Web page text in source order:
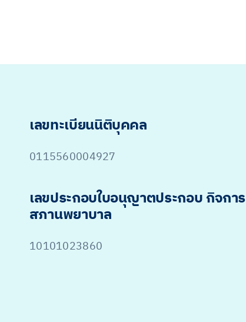
เลขทะเบียนนิติบุคคล
0115560004927
เลขประกอบใบอนุญาตประกอบ กิจการ
สภานพยาบาล
10101023860